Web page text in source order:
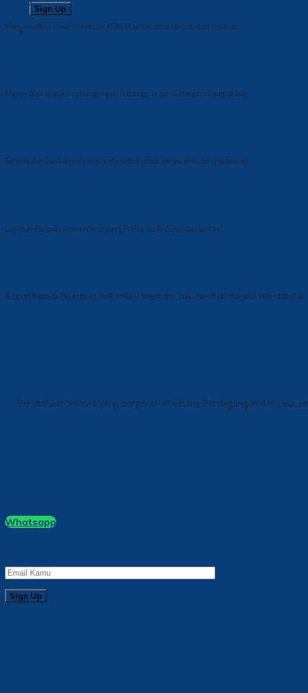
Daftar Harga
Menyewakan mesin fotocopy XEROX untuk perusahaan dan instansi.
Menyediakan suku cadang mesin fotocopy original ataupun kompatible.
Service dengan teknisi yang profesional untuk perawatan dan perbaikan
Layanan Respon time service yang Prima, lebih cepat dan tuntas
Support Kepada Pelanggan, baik melalui telephone, buku panduan maupun video tutorial
Perusahaan Swasta yang bergerak di bidang Perdagangan dan
Whatsapp